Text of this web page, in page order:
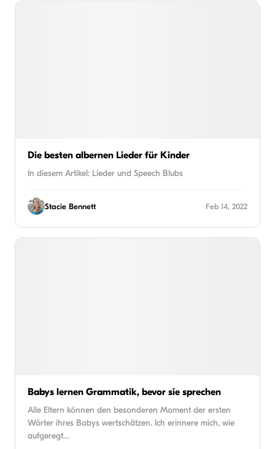
Die besten albernen Lieder für Kinder
In diesem Artikel: Lieder und Speech Blubs
Stacie Bennett Feb 14, 2022
Babys lernen Grammatik, bevor sie sprechen
Alle Eltern können den besonderen Moment der ersten
Wörter ihres Babys wertschätzen. Ich erinnere mich, wie
aufgeregt…